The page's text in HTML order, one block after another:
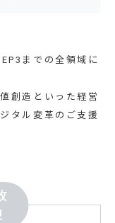
までの全領域に
創造といった経営
タル変革のご支援